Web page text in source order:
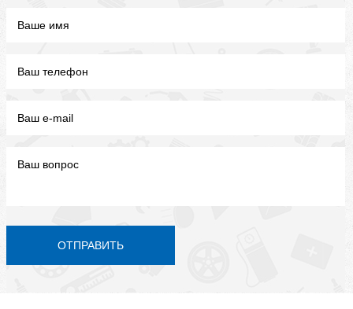
ОТПРАВИТЬ